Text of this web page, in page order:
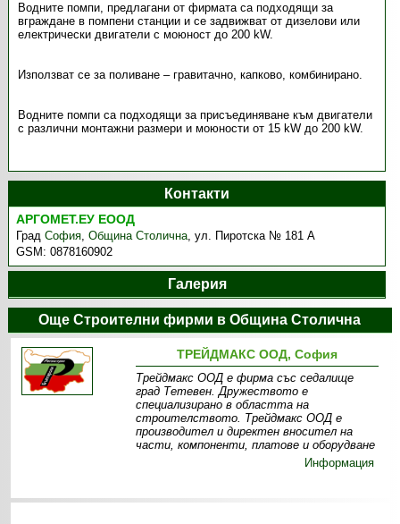
Водните помпи, предлагани от фирмата са подходящи за
вграждане в помпени станции и се задвижват от дизелови или
електрически двигатели с моюност до 200 kW.
Използват се за поливане – гравитачно, капково, комбинирано.
Водните помпи са подходящи за присъединяване към двигатели
с различни монтажни размери и моюности от 15 kW до 200 kW.
Контакти
АРГОМЕТ.ЕУ ЕООД
ГрадСофия,Община Столична,ул. Пиротска № 181 А
GSM:0878160902
Галерия
Още Строителни фирми в Община Столична
ТРЕЙДМАКС ООД, София
Трейдмакс ООД е фирма със седалище
град Тетевен. Дружеството е
специализирано в областта на
строителството. Трейдмакс ООД е
производител и директен вносител на
части, компоненти, платове и оборудване
Информация